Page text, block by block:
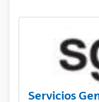
Servicios